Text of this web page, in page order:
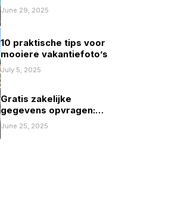
in Nederland
June 29, 2025
10 praktische tips voor
mooiere vakantiefoto’s
July 5, 2025
Gratis zakelijke
gegevens opvragen:
mogelijkheden en
beperkingen
June 25, 2025